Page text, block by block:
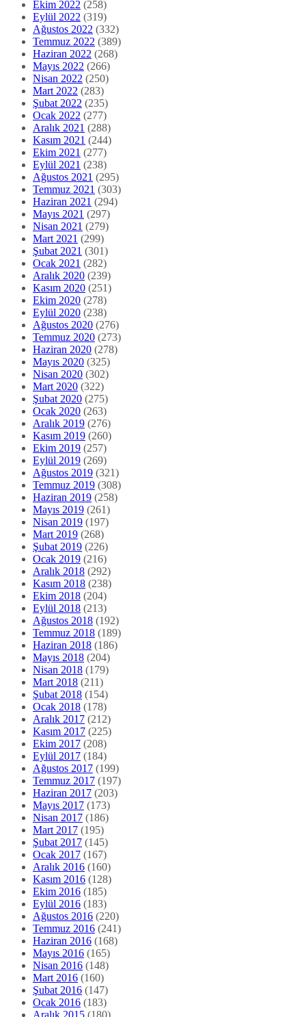
Ekim 2022 (258)
Eylül 2022 (319)
Ağustos 2022 (332)
Temmuz 2022 (389)
Haziran 2022 (268)
Mayıs 2022 (266)
Nisan 2022 (250)
Mart 2022 (283)
Şubat 2022 (235)
Ocak 2022 (277)
Aralık 2021 (288)
Kasım 2021 (244)
Ekim 2021 (277)
Eylül 2021 (238)
Ağustos 2021 (295)
Temmuz 2021 (303)
Haziran 2021 (294)
Mayıs 2021 (297)
Nisan 2021 (279)
Mart 2021 (299)
Şubat 2021 (301)
Ocak 2021 (282)
Aralık 2020 (239)
Kasım 2020 (251)
Ekim 2020 (278)
Eylül 2020 (238)
Ağustos 2020 (276)
Temmuz 2020 (273)
Haziran 2020 (278)
Mayıs 2020 (325)
Nisan 2020 (302)
Mart 2020 (322)
Şubat 2020 (275)
Ocak 2020 (263)
Aralık 2019 (276)
Kasım 2019 (260)
Ekim 2019 (257)
Eylül 2019 (269)
Ağustos 2019 (321)
Temmuz 2019 (308)
Haziran 2019 (258)
Mayıs 2019 (261)
Nisan 2019 (197)
Mart 2019 (268)
Şubat 2019 (226)
Ocak 2019 (216)
Aralık 2018 (292)
Kasım 2018 (238)
Ekim 2018 (204)
Eylül 2018 (213)
Ağustos 2018 (192)
Temmuz 2018 (189)
Haziran 2018 (186)
Mayıs 2018 (204)
Nisan 2018 (179)
Mart 2018 (211)
Şubat 2018 (154)
Ocak 2018 (178)
Aralık 2017 (212)
Kasım 2017 (225)
Ekim 2017 (208)
Eylül 2017 (184)
Ağustos 2017 (199)
Temmuz 2017 (197)
Haziran 2017 (203)
Mayıs 2017 (173)
Nisan 2017 (186)
Mart 2017 (195)
Şubat 2017 (145)
Ocak 2017 (167)
Aralık 2016 (160)
Kasım 2016 (128)
Ekim 2016 (185)
Eylül 2016 (183)
Ağustos 2016 (220)
Temmuz 2016 (241)
Haziran 2016 (168)
Mayıs 2016 (165)
Nisan 2016 (148)
Mart 2016 (160)
Şubat 2016 (147)
Ocak 2016 (183)
Aralık 2015 (180)